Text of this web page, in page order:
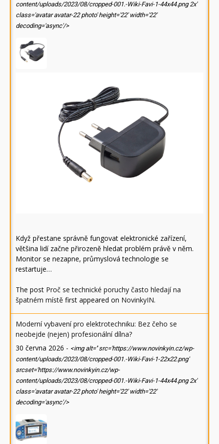
content/uploads/2023/08/cropped-001.-Wiki-Favi-1-44x44.png 2x'
class='avatar avatar-22 photo' height='22' width='22'
decoding='async'/>
Když přestane správně fungovat elektronické zařízení,
většina lidí začne přirozeně hledat problém právě v něm.
Monitor se nezapne, průmyslová technologie se
restartuje…
The post Proč se technické poruchy často hledají na
špatném místě first appeared on NovinkyIN.
Moderní vybavení pro elektrotechniku: Bez čeho se
neobejde (nejen) profesionální dílna?
30 června 2026 - <img alt='' src='https://www.novinkyin.cz/wp-
content/uploads/2023/08/cropped-001.-Wiki-Favi-1-22x22.png'
srcset='https://www.novinkyin.cz/wp-
content/uploads/2023/08/cropped-001.-Wiki-Favi-1-44x44.png 2x'
class='avatar avatar-22 photo' height='22' width='22'
decoding='async'/>